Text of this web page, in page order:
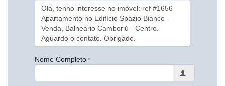
Sacada Integrada
Características do Empreendimento
Gerador
Sala de Jogos
Cinema
Nome Completo